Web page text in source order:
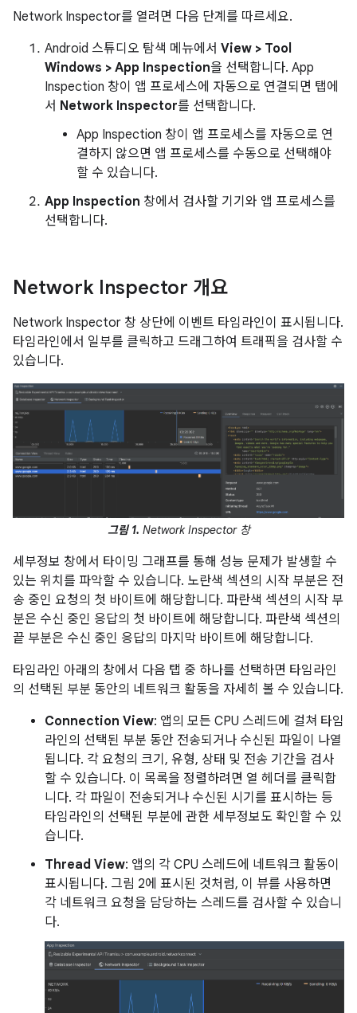
Network Inspector를 열려면 다음 단계를 따르세요.
Android 스튜디오 탐색 메뉴에서 View > Tool
Windows > App Inspection을 선택합니다. App
Inspection 창이 앱 프로세스에 자동으로 연결되면 탭에
서 Network Inspector를 선택합니다.
App Inspection 창이 앱 프로세스를 자동으로 연
결하지 않으면 앱 프로세스를 수동으로 선택해야
할 수 있습니다.
App Inspection 창에서 검사할 기기와 앱 프로세스를
선택합니다.
Network Inspector 개요
Network Inspector 창 상단에 이벤트 타임라인이 표시됩니다.
타임라인에서 일부를 클릭하고 드래그하여 트래픽을 검사할 수
있습니다.
그림 1. Network Inspector 창
세부정보 창에서 타이밍 그래프를 통해 성능 문제가 발생할 수
있는 위치를 파악할 수 있습니다. 노란색 섹션의 시작 부분은 전
송 중인 요청의 첫 바이트에 해당합니다. 파란색 섹션의 시작 부
분은 수신 중인 응답의 첫 바이트에 해당합니다. 파란색 섹션의
끝 부분은 수신 중인 응답의 마지막 바이트에 해당합니다.
타임라인 아래의 창에서 다음 탭 중 하나를 선택하면 타임라인
의 선택된 부분 동안의 네트워크 활동을 자세히 볼 수 있습니다.
Connection View: 앱의 모든 CPU 스레드에 걸쳐 타임
라인의 선택된 부분 동안 전송되거나 수신된 파일이 나열
됩니다. 각 요청의 크기, 유형, 상태 및 전송 기간을 검사
할 수 있습니다. 이 목록을 정렬하려면 열 헤더를 클릭합
니다. 각 파일이 전송되거나 수신된 시기를 표시하는 등
타임라인의 선택된 부분에 관한 세부정보도 확인할 수 있
습니다.
Thread View: 앱의 각 CPU 스레드에 네트워크 활동이
표시됩니다. 그림 2에 표시된 것처럼, 이 뷰를 사용하면
각 네트워크 요청을 담당하는 스레드를 검사할 수 있습니
다.